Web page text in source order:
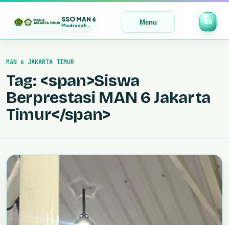
SSO MAN 6
Madrasah Maju | Bermutu | Mendunia Menu SS
keMAN 6 JAKARTA TIMUR
Tag: <span>Siswa
Berprestasi MAN 6 Jakarta
Timur</span>